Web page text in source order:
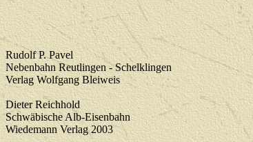
Rudolf P. Pavel
Nebenbahn Reutlingen - Schelklingen
Verlag Wolfgang Bleiweis
Dieter Reichhold
Schwäbische Alb-Eisenbahn
Wiedemann Verlag 2003